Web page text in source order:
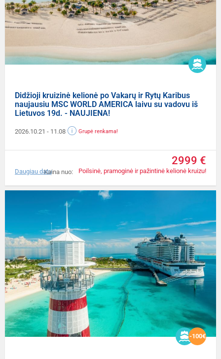
Didžioji kruizinė kelionė po Vakarų ir Rytų Karibus
naujausiu MSC WORLD AMERICA laivu su vadovu iš
Lietuvos 19d. - NAUJIENA!
2026.10.21 - 11.08 Grupė renkama!
Kaina nuo:
2999 €
Poilsinė, pramoginė ir pažintinė kelionė kruizu!
Daugiau datų
-100€